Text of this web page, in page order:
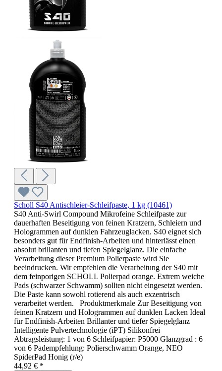
Scholl S40 Antischleier-Schleifpaste, 1 kg (10461)
S40 Anti-Swirl Compound Mikrofeine Schleifpaste zur
dauerhaften Beseitigung von feinen Kratzern, Schleiern und
Hologrammen auf dunklen Fahrzeuglacken. S40 eignet sich
besonders gut für Endfinish-Arbeiten und hinterlässt einen
absolut brillanten und tiefen Spiegelglanz. Die einfache
Verarbeitung dieser Premium Polierpaste wird Sie
beeindrucken. Wir empfehlen die Verarbeitung der S40 mit
dem feinporigen SCHOLL Polierpad orange. Extrem weiche
Pads (schwarzer Schwamm) sollten nicht eingesetzt werden.
Die Paste kann sowohl rotierend als auch exzentrisch
verarbeitet werden. Produktmerkmale Zur Beseitigung von
feinen Kratzern und Hologrammen auf dunklen Lacken Ideal
für Endfinish-Arbeiten Brillanter und tiefer Spiegelglanz
Intelligente Pulvertechnologie (iPT) Silikonfrei
Abtragsleistung: 1 von 6 Schleifpapier: P5000 Glanzgrad : 6
von 6 Padempfehlung: Polierschwamm Orange, NEO
SpiderPad Honig (r/e)
44,92 € *